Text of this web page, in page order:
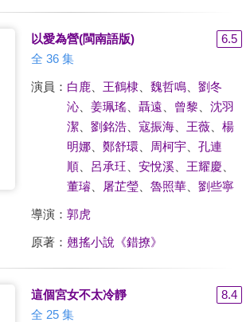
以愛為營(閩南語版)
6.5
全 36 集
演員： 白鹿、 王鶴棣、 魏哲鳴、 劉冬
沁、 姜珮瑤、 聶遠 曾黎
沈羽
潔、 劉銘浩、 寇振海、 王薇、 楊
明娜、 鄭舒環、 周柯宇、 孔連
順、 呂承玨 安悅溪、 王耀慶
董璿、 屠芷瑩、 魯照華、 劉些寧
導演： 郭虎
原著： 翹搖小說《錯撩》
這個宮女不太冷靜
8.4
全 25 集